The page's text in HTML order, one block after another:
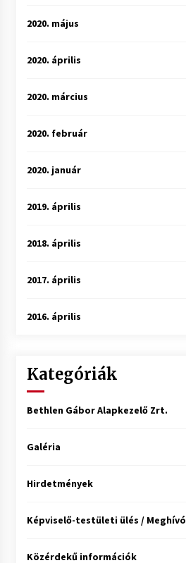
2020. május
2020. április
2020. március
2020. február
2020. január
2019. április
2018. április
2017. április
2016. április
Kategóriák
Bethlen Gábor Alapkezelő Zrt.
Galéria
Hirdetmények
Képviselő-testületi ülés / Meghívó
Közérdekű információk